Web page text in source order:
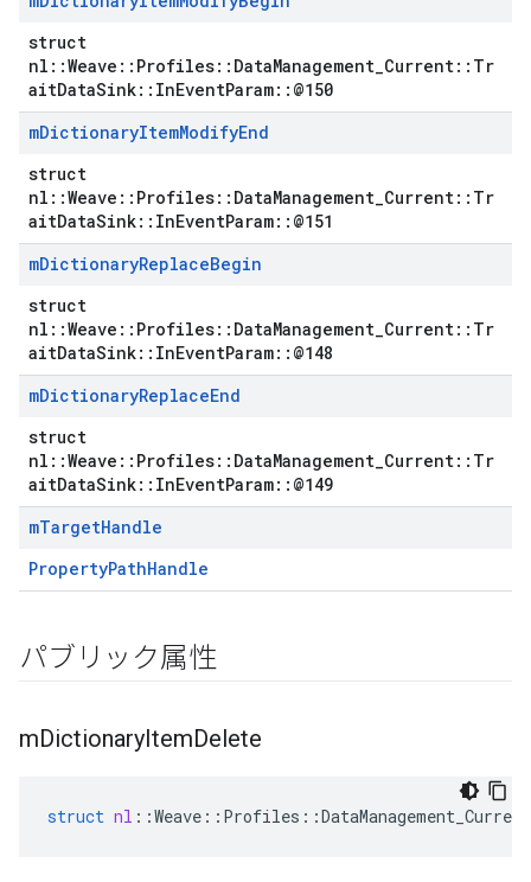
struct
nl::Weave::Profiles::DataManagement_Current::Tr
aitDataSink::InEventParam::@150
mDictionaryItemModifyEnd
struct
nl::Weave::Profiles::DataManagement_Current::Tr
aitDataSink::InEventParam::@151
mDictionaryReplaceBegin
struct
nl::Weave::Profiles::DataManagement_Current::Tr
aitDataSink::InEventParam::@148
mDictionaryReplaceEnd
struct
nl::Weave::Profiles::DataManagement_Current::Tr
aitDataSink::InEventParam::@149
mTargetHandle
PropertyPathHandle
パブリック属性
mDictionaryItemDelete
struct nl ::Weave :: Profiles ::DataManagement_Current